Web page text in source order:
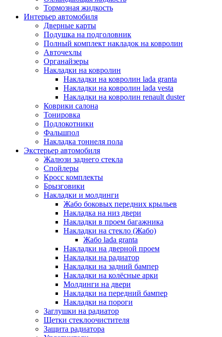
Тормозная жидкость
Интерьер автомобиля
Дверные карты
Подушка на подголовник
Полный комплект накладок на ковролин
Авточехлы
Органайзеры
Накладки на ковролин
Накладки на ковролин lada granta
Накладки на ковролин lada vesta
Накладки на ковролин renault duster
Коврики салона
Тонировка
Подлокотники
Фальшпол
Накладка тоннеля пола
Экстерьер автомобиля
Жалюзи заднего стекла
Спойлеры
Кросс комплекты
Брызговики
Накладки и молдинги
Жабо боковых передних крыльев
Накладка на низ двери
Накладки в проем багажника
Накладки на стекло (Жабо)
Жабо lada granta
Накладки на дверной проем
Накладки на радиатор
Накладки на задний бампер
Накладки на колёсные арки
Молдинги на двери
Накладки на передний бампер
Накладки на пороги
Заглушки на радиатор
Щетки стеклоочистителя
Защита радиатора